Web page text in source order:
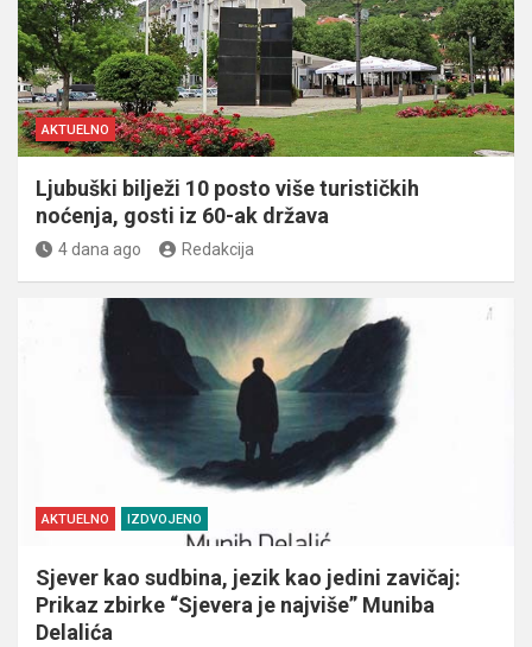
AKTUELNO
Ljubuški bilježi 10 posto više turističkih
noćenja, gosti iz 60-ak država
4 dana ago Redakcija
AKTUELNO IZDVOJENO
Sjever kao sudbina, jezik kao jedini zavičaj:
Prikaz zbirke “Sjevera je najviše” Muniba
Delalića